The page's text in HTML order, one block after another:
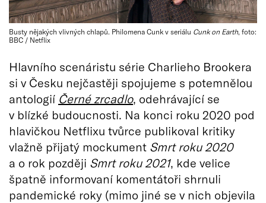
Busty nějakých vlivných chlapů. Philomena Cunk v seriálu Cunk on Earth, foto:
BBC / Netflix
Hlavního scenáristu série Charlieho Brookera
si v Česku nejčastěji spojujeme s potemnělou
antologií Černé zrcadlo, odehrávající se
v blízké budoucnosti. Na konci roku 2020 pod
hlavičkou Netflixu tvůrce publikoval kritiky
vlažně přijatý mockument Smrt roku 2020
a o rok později Smrt roku 2021, kde velice
špatně informovaní komentátoři shrnuli
pandemické roky (mimo jiné se v nich objevila